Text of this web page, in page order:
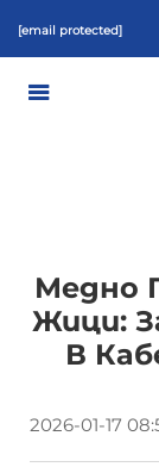
[email protected]
Медно
Жици:
В
2026-01-17